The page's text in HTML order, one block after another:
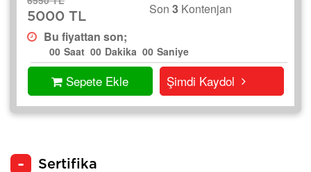
5000 TL
Son 3Kontenjan
Bu fiyattan son;
00 Saat 00 Dakika 00 Saniye
Sepete Ekle Şimdi Kaydol
Sertifika